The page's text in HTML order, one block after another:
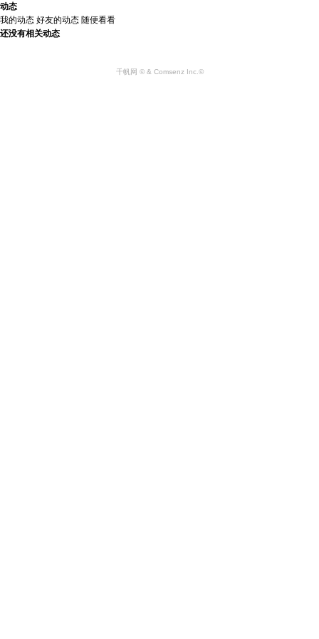
动态
我的动态 好友的动态 随便看看
还没有相关动态
千帆网 © & Comsenz Inc.©